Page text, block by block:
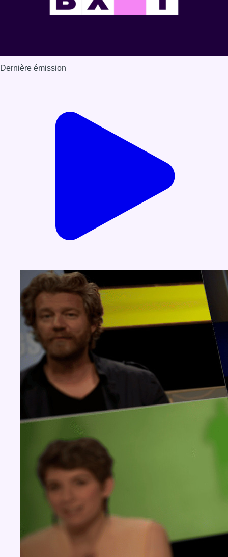
Dernière émission